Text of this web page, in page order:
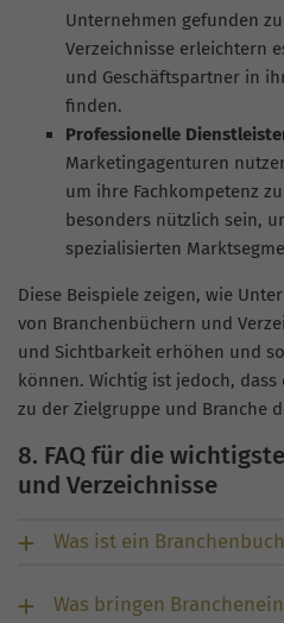
Unternehmen gefunden
Verzeichnisse erleichtern
und Geschäftspartner in
finden.
Professionelle
Marketingagenturen
um ihre Fachkompetenz
besonders nützlich sein,
spezialisierten
Diese Beispiele zeigen, wie
von Branchenbüchern und
und Sichtbarkeit erhöhen und
können. Wichtig ist jedoch,
zu der Zielgruppe und Branche
8. FAQ für die
und Verzeichnisse
Was ist ein
Was bringen